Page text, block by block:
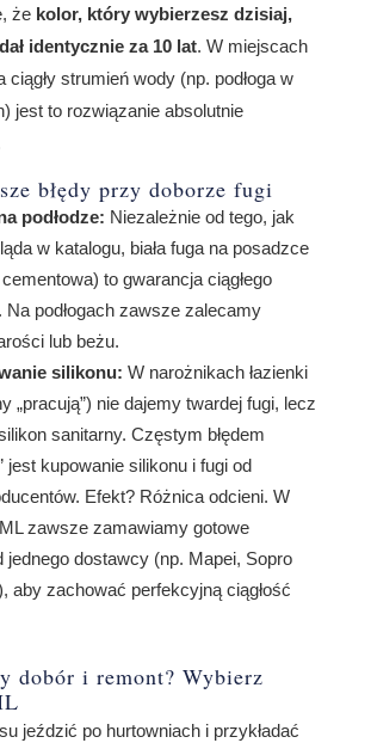
że kolor, który wybierzesz dzisiaj,
identycznie za 10 lat. W miejscach
ciągły strumień wody (np. podłoga w
jest to rozwiązanie absolutnie
błędy przy doborze fugi
podłodze: Niezależnie od tego, jak
w katalogu, biała fuga na posadzce
to gwarancja ciągłego
Na podłogach zawsze zalecamy
lub beżu.
silikonu: W narożnikach łazienki
„pracują”) nie dajemy twardej fugi, lecz
sanitarny. Częstym błędem
jest kupowanie silikonu i fugi od
Efekt? Różnica odcieni. W
zawsze zamawiamy gotowe
jednego dostawcy (np. Mapei, Sopro
aby zachować perfekcyjną ciągłość
dobór i remont? Wybierz
jeździć po hurtowniach i przykładać